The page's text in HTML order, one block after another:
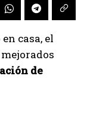
casa, el
de